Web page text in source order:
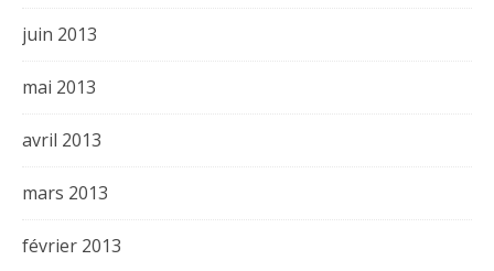
juin 2013
mai 2013
avril 2013
mars 2013
février 2013